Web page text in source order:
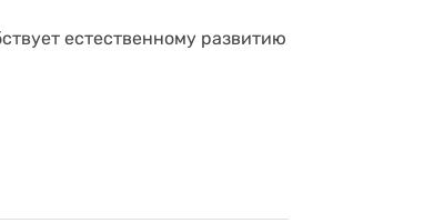
естественному развитию